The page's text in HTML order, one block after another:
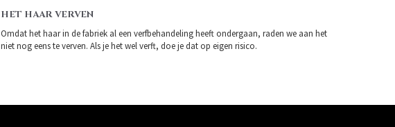
HET HAAR VERVEN
Omdat het haar in de fabriek al een verfbehandeling heeft ondergaan, raden we aan het
niet nog eens te verven. Als je het wel verft, doe je dat op eigen risico.